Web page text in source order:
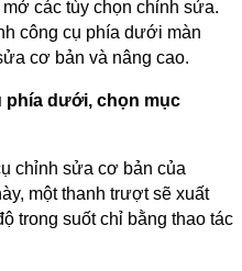
các tùy chọn chỉnh sửa.
công cụ phía dưới màn
cơ bản và nâng cao.
phía dưới, chọn mục
chỉnh sửa cơ bản của
một thanh trượt sẽ xuất
trong suốt chỉ bằng thao tác